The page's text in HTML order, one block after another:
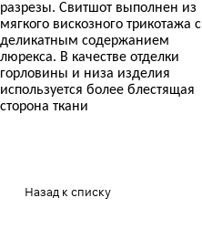
разрезы. Свитшот выполнен из
мягкого вискозного трикотажа с
деликатным содержанием
люрекса. В качестве отделки
горловины и низа изделия
используется более блестящая
сторона ткани
Назад к списку